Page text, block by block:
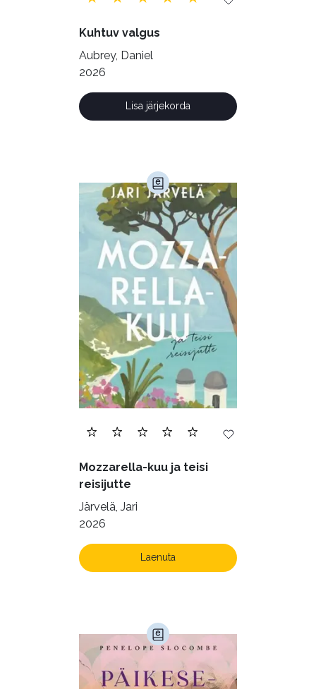
Kuhtuv valgus
Aubrey, Daniel
2026
Lisa järjekorda
Mozzarella-kuu ja teisi
reisijutte
Järvelä, Jari
2026
Laenuta